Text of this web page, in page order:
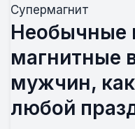
Супермагнит
Необычные
магнитные
мужчин,
любой